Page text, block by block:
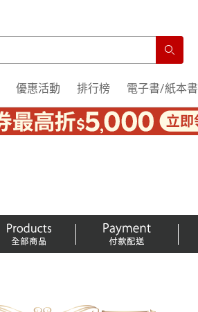
優惠活動 排行榜 電子書/紙本書